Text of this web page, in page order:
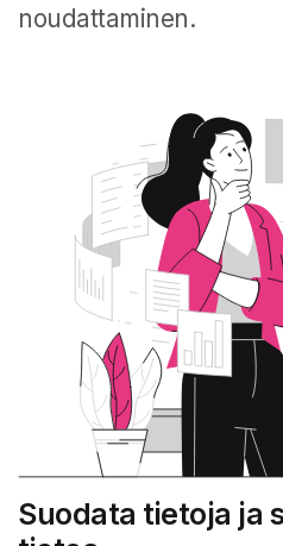
noudattaminen.
Suodata tietoja ja